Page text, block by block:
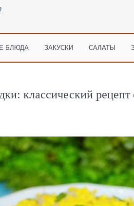
БЛЮДА ЗАКУСКИ САЛАТЫ
классический